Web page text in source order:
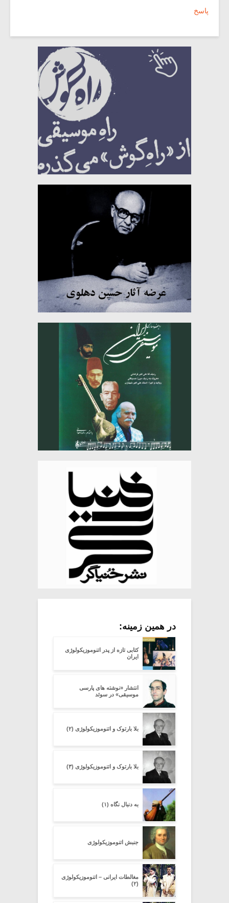
پاسخ
در همین زمینه:
کتابی تازه از پدر اتنوموزیکولوژی
ایران
انتشار «نوشته های پارسی
موسیقی» در سوئد
بلا بارتوک و اتنوموزیکولوژی (۲)
بلا بارتوک و اتنوموزیکولوژی (۳)
به دنبال نگاه (۱)
جنبش اتنوموزیکولوژی
مغالطات ایرانی – اتنوموزیکولوژی
(۲)